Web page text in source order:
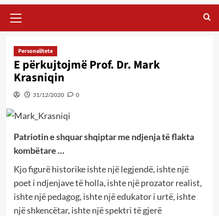
Menu
Personalitete
E përkujtojmë Prof. Dr. Mark
Krasniqin
31/12/2020 0
Patriotin e shquar shqiptar me ndjenja të flakta
kombëtare …
Kjo figurë historike ishte një legjendë, ishte një
poet i ndjenjave të holla, ishte një prozator realist,
ishte një pedagog, ishte një edukator i urtë, ishte
një shkencëtar, ishte një spektri të gjerë